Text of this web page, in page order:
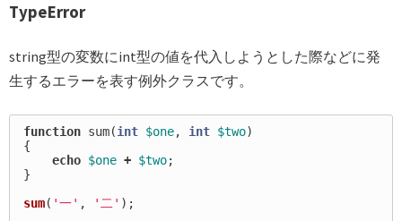
TypeError
string型の変数にint型の値を代入しようとした際などに発
生するエラーを表す例外クラスです。
function sum(int $one, int $two)
{
echo $one + $two;
}
sum( '一' , '二' );